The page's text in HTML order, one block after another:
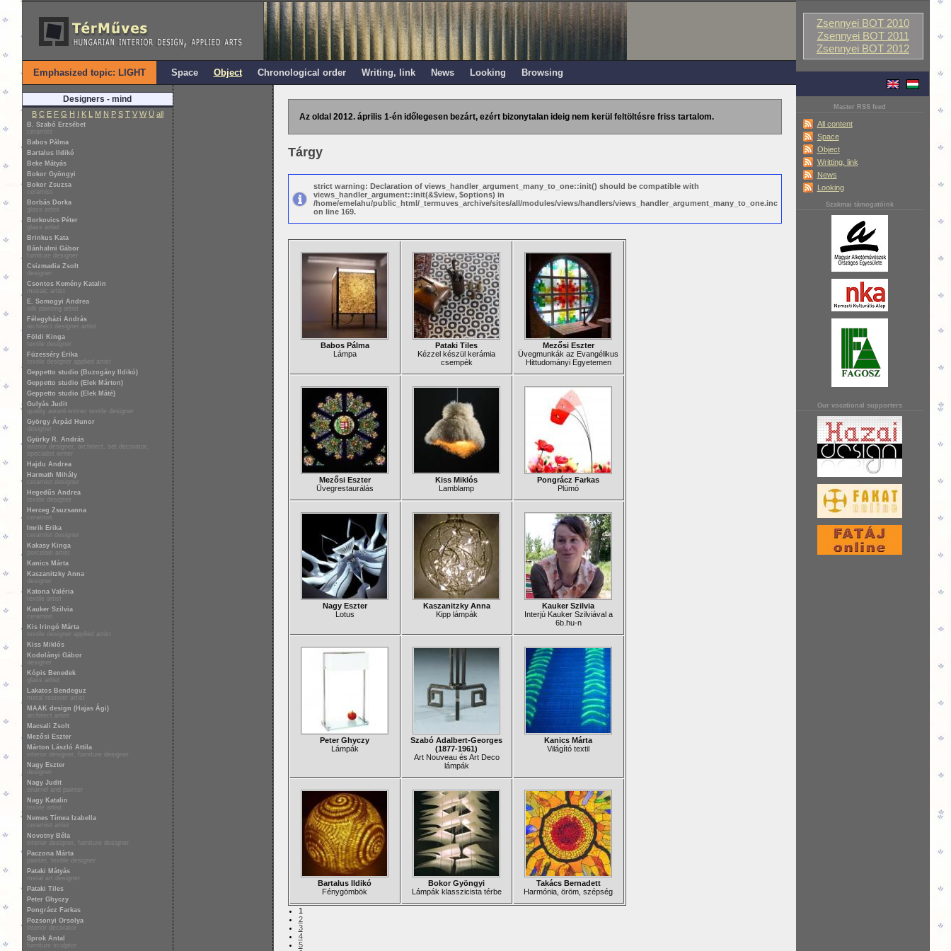
Zsennyei BOT 2010
Zsennyei BOT 2011
Zsennyei BOT 2012
Master RSS feed
All content
Space
Object
Writting, link
News
Looking
Szakmai támogatóink
Our vocational supporters
Emphasized topic: LIGHT Space Object Chronological order Writing, link News Looking Browsing
Designers - mind
B C E F G H I K L M N P S T V W Ü all
B. Szabó Erzsébet
ceramist
Babos Pálma
Bartalus Ildikó
Beke Mátyás
Bokor Gyöngyi
Bokor Zsuzsa
ceramist
Borbás Dorka
glass artist
Borkovics Péter
glass artist
Brinkus Kata
Bánhalmi Gábor
furniture designer
Csizmadia Zsolt
designer
Csontos Kemény Katalin
mosaic artist
E. Somogyi Andrea
silk painting artist
Félegyházi András
architect designer artist
Földi Kinga
textile designer
Füzesséry Erika
textile designer applied artist
Geppetto studio (Buzogány Ildikó)
Geppetto studio (Elek Márton)
Geppetto studio (Elek Máté)
Gulyás Judit
quality award-winner textile designer
György Árpád Hunor
designer
Gyürky R. András
interior designer, architect, set decorator,
specialist writer
Hajdu Andrea
Harmath Mihály
ceramist designer
Hegedűs Andrea
textile designer
Herceg Zsuzsanna
ceramist
Imrik Erika
ceramist designer
Kakasy Kinga
porcelain artist
Kanics Márta
Kaszanitzky Anna
designer
Katona Valéria
textile artist
Kauker Szilvia
ceramist
Kis Iringó Márta
textile designer applied artist
Kiss Miklós
Kodolányi Gábor
designer
Kópis Benedek
glass artist
Lakatos Bendeguz
metal restorer artist
MAAK design (Hajas Ági)
architect artist
Macsali Zsolt
Mezősi Eszter
Márton László Attila
interior designer, furniture designer
Nagy Eszter
designer
Nagy Judit
enamel and painter
Nagy Katalin
textile artist
Nemes Tímea Izabella
ceramist artist
Novotny Béla
interior designer, furniture designer
Paczona Márta
painter, textile designer
Pataki Mátyás
metal art designer
Pataki Tiles
Peter Ghyczy
Pongrácz Farkas
Pozsonyi Orsolya
interior decorator
Sprok Antal
furniture sculptor
Az oldal 2012. április 1-én időlegesen bezárt, ezért bizonytalan ideig nem kerül feltöltésre friss tartalom.
Tárgy
strict warning: Declaration of views_handler_argument_many_to_one::init() should be compatible with
views_handler_argument::init(&$view, $options) in
/home/emelahu/public_html/_termuves_archive/sites/all/modules/views/handlers/views_handler_argument_many_to_one.inc
on line 169.
Babos Pálma
Lámpa
Pataki Tiles
Kézzel készül kerámia
csempék
Mezősi Eszter
Üvegmunkák az Evangélikus
Hittudományi Egyetemen
Mezősi Eszter
Üvegrestaurálás
Kiss Miklós
Lamblamp
Pongrácz Farkas
Plümó
Nagy Eszter
Lotus
Kaszanitzky Anna
Kipp lámpák
Kauker Szilvia
Interjú Kauker Szilviával a
6b.hu-n
Peter Ghyczy
Lámpák
Szabó Adalbert-Georges
(1877-1961)
Art Nouveau és Art Deco
lámpák
Kanics Márta
Világító textil
Bartalus Ildikó
Fénygömbök
Bokor Gyöngyi
Lámpák klasszicista térbe
Takács Bernadett
Harmónia, öröm, szépség
1
2
3
4
5